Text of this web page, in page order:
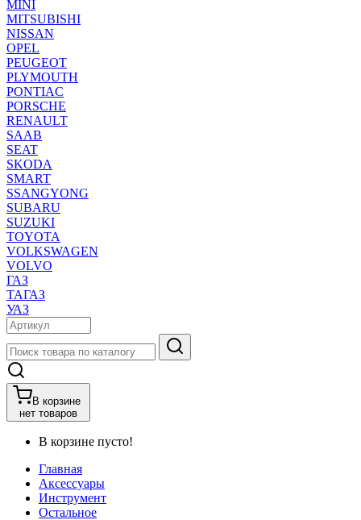
MINI
MITSUBISHI
NISSAN
OPEL
PEUGEOT
PLYMOUTH
PONTIAC
PORSCHE
RENAULT
SAAB
SEAT
SKODA
SMART
SSANGYONG
SUBARU
SUZUKI
TOYOTA
VOLKSWAGEN
VOLVO
ГАЗ
ТАГАЗ
УАЗ
В корзине
нет товаров
В корзине пусто!
Главная
Аксессуары
Инструмент
Остальное